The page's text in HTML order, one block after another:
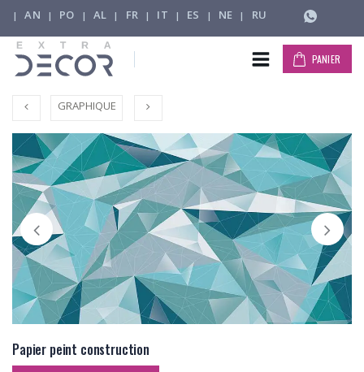
| AN | PO | AL | FR | IT | ES | NE | RU
PANIER
GRAPHIQUE
Papier peint construction